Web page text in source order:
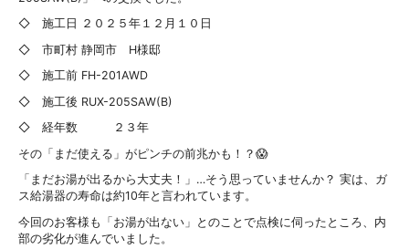
◇ 施工日 ２０２５年１２月１０日
◇ 市町村 静岡市 H様邸
◇ 施工前 FH-201AWD
◇ 施工後 RUX-205SAW(B)
◇ 経年数 ２３年
その「まだ使える」がピンチの前兆かも！？😱
「まだお湯が出るから大丈夫！」…そう思っていませんか？ 実は、ガ
ス給湯器の寿命は約10年と言われています。
今回のお客様も「お湯が出ない」とのことで点検に伺ったところ、内
部の劣化が進んでいました。